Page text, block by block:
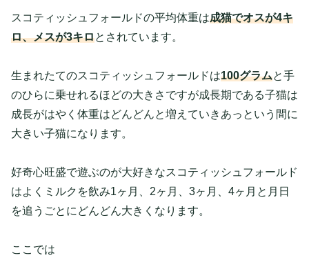
スコティッシュフォールドの平均体重は成猫でオスが4キ
ロ、メスが3キロとされています。
生まれたてのスコティッシュフォールドは100グラムと手
のひらに乗せれるほどの大きさですが成長期である子猫は
成長がはやく体重はどんどんと増えていきあっという間に
大きい子猫になります。
好奇心旺盛で遊ぶのが大好きなスコティッシュフォールド
はよくミルクを飲み1ヶ月、2ヶ月、3ヶ月、4ヶ月と月日
を追うごとにどんどん大きくなります。
ここでは